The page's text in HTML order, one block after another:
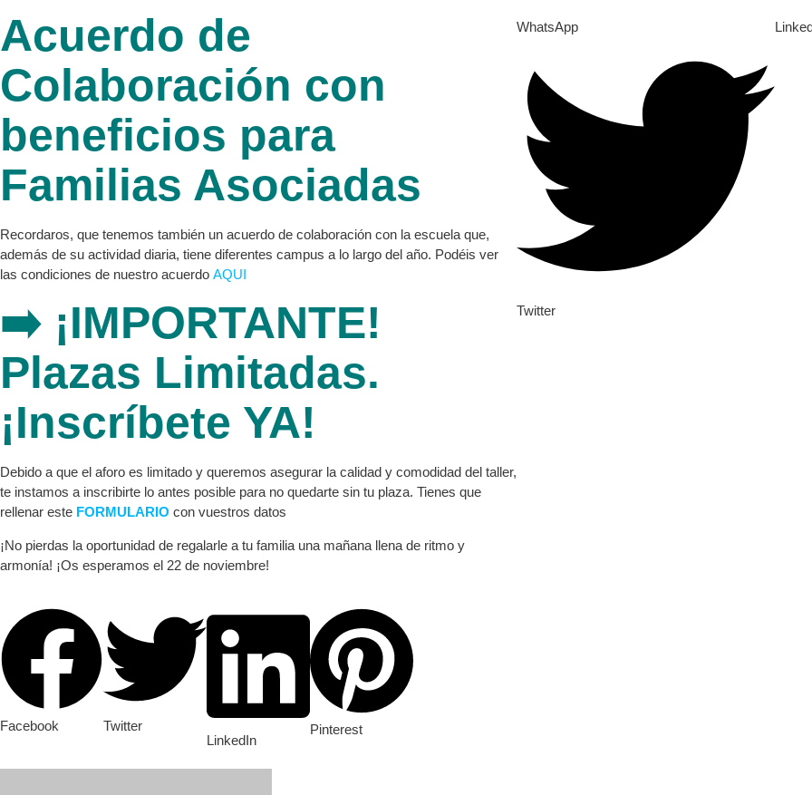
Acuerdo de
Colaboración con
beneficios para
Familias Asociadas
Recordaros, que tenemos también un acuerdo de colaboración con la escuela que,
además de su actividad diaria, tiene diferentes campus a lo largo del año. Podéis ver
las condiciones de nuestro acuerdo AQUI
➡️ ¡IMPORTANTE!
Plazas Limitadas.
¡Inscríbete YA!
Debido a que el aforo es limitado y queremos asegurar la calidad y comodidad del taller,
te instamos a inscribirte lo antes posible para no quedarte sin tu plaza. Tienes que
rellenar este FORMULARIO con vuestros datos
¡No pierdas la oportunidad de regalarle a tu familia una mañana llena de ritmo y
armonía! ¡Os esperamos el 22 de noviembre!
Facebook
Twitter
LinkedIn
Pinterest
WhatsApp
Twitter